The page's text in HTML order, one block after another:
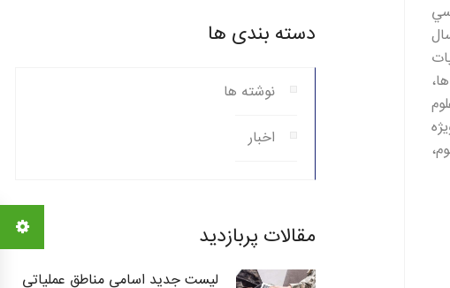
ادبيات فارسي (3) سال
دسته بندی ها
نوشته ها
اخبار
مقالات پربازدید
لیست جدید اسامی مناطق عملیاتی